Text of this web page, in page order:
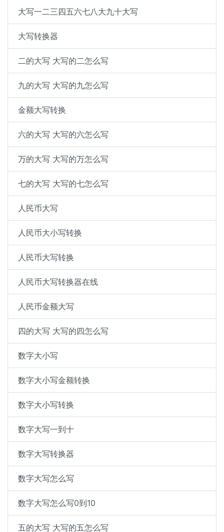
大写一二三四五六七八大九十大写
大写转换器
二的大写 大写的二怎么写
九的大写 大写的九怎么写
金额大写转换
六的大写 大写的六怎么写
万的大写 大写的万怎么写
七的大写 大写的七怎么写
人民币大写
人民币大小写转换
人民币大写转换
人民币大写转换器在线
人民币金额大写
四的大写 大写的四怎么写
数字大小写
数字大小写金额转换
数字大小写转换
数字大写一到十
数字大写转换器
数字大写怎么写
数字大写怎么写0到10
五的大写 大写的五怎么写